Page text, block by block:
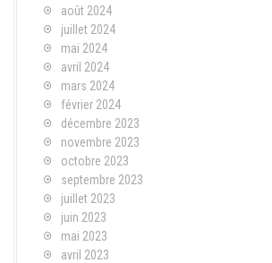
août 2024
juillet 2024
mai 2024
avril 2024
mars 2024
février 2024
décembre 2023
novembre 2023
octobre 2023
septembre 2023
juillet 2023
juin 2023
mai 2023
avril 2023